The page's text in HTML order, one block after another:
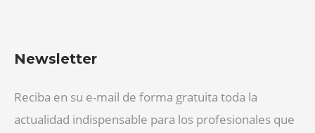
Newsletter
Reciba en su e-mail de forma gratuita toda la
actualidad indispensable para los profesionales que